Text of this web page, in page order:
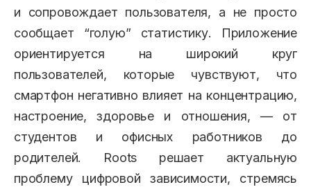
и сопровождает пользователя, а не просто
сообщает “голую” статистику. Приложение
ориентируется на широкий круг
пользователей, которые чувствуют, что
смартфон негативно влияет на концентрацию,
настроение, здоровье и отношения, — от
студентов и офисных работников до
родителей. Roots решает актуальную
проблему цифровой зависимости, стремясь